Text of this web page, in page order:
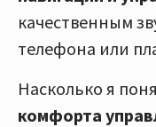
качественным
телефона или
Насколько я
комфорта